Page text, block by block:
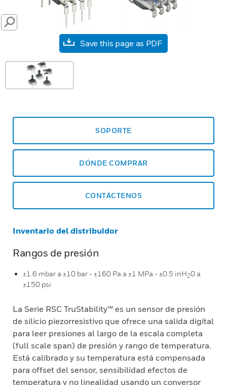
SEARCH
Save this page as PDF
SOPORTE
DÓNDE COMPRAR
CONTÁCTENOS
Inventario del distribuidor
Rangos de presión
±1.6 mbar a ±10 bar - ±160 Pa a ±1 MPa - ±0.5 inH20 a
±150 psi
La Serie RSC TruStability™ es un sensor de presión
de silicio piezorresistivo que ofrece una salida digital
para leer presiones al largo de la escala completa
(full scale span) de presión y rango de temperatura.
Está calibrado y su temperatura está compensada
para offset del sensor, sensibilidad efectos de
temperatura y no linealidad usando un conversor